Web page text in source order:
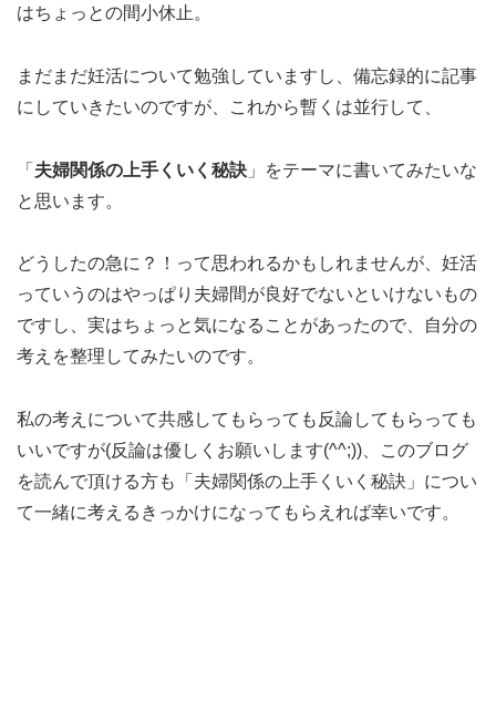
はちょっとの間小休止。
まだまだ妊活について勉強していますし、備忘録的に記事
にしていきたいのですが、これから暫くは並行して、
「 夫婦関係の上手くいく秘訣 」をテーマに書いてみたいな
と思います。
どうしたの急に？！って思われるかもしれませんが、妊活
っていうのはやっぱり夫婦間が良好でないといけないもの
ですし、実はちょっと気になることがあったので、自分の
考えを整理してみたいのです。
私の考えについて共感してもらっても反論してもらっても
いいですが(反論は優しくお願いします(^^;))、このブログ
を読んで頂ける方も「夫婦関係の上手くいく秘訣」につい
て一緒に考えるきっかけになってもらえれば幸いです。